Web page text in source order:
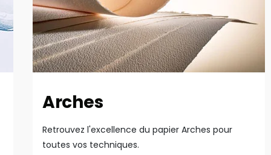
Arches
Retrouvez l'excellence du papier Arches pour
toutes vos techniques.